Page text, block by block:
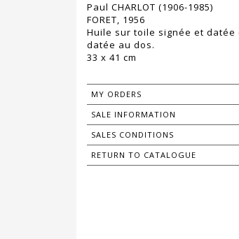
Paul CHARLOT (1906-1985)
FORET, 1956
Huile sur toile signée et
datée au dos.
33 x 41 cm
MY ORDERS
SALE INFORMATION
SALES CONDITIONS
RETURN TO CATALOGUE